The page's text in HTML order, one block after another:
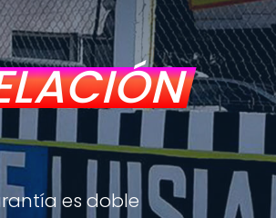
es doble